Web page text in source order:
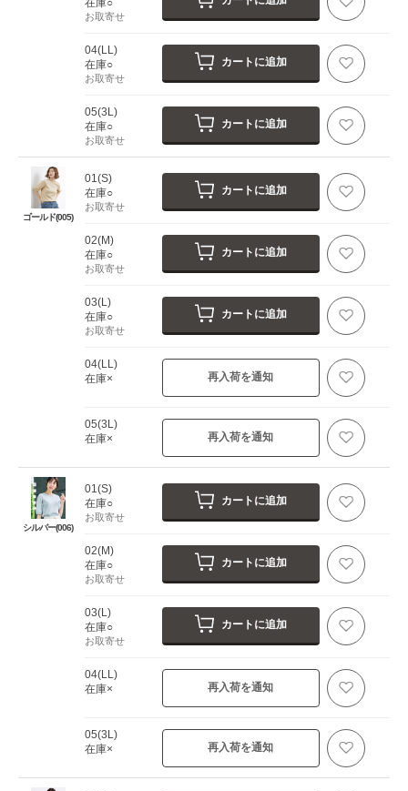
在庫○
お取寄せ
04(LL)
在庫○
お取寄せ
カートに追加
05(3L)
在庫○
お取寄せ
カートに追加
ゴールド(005)
01(S)
在庫○
お取寄せ
カートに追加
02(M)
在庫○
お取寄せ
カートに追加
03(L)
在庫○
お取寄せ
カートに追加
04(LL)
在庫×
再入荷を通知
05(3L)
在庫×
再入荷を通知
シルバー(006)
01(S)
在庫○
お取寄せ
カートに追加
02(M)
在庫○
お取寄せ
カートに追加
03(L)
在庫○
お取寄せ
カートに追加
04(LL)
在庫×
再入荷を通知
05(3L)
在庫×
再入荷を通知